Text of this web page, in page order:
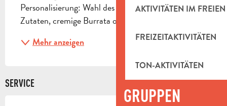
AKTIVITÄTEN IM FREIEN
FREIZEITAKTIVITÄTEN
TON-AKTIVITÄTEN
GRUPPEN
Personalisierung: Wahl des Brotes, Auswahl frischer
Zutaten, cremige Burrata oder schmackhafte...
Mehr anzeigen
SERVICE